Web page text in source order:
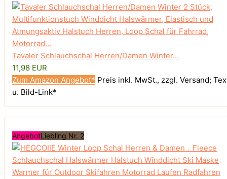
Tavaler Schlauchschal Herren/Damen Winter...
11,98 EUR
Zum Amazon Angebot* Preis inkl. MwSt., zzgl. Versand;
u. Bild-Link*
AngebotLiebling Nr. 2